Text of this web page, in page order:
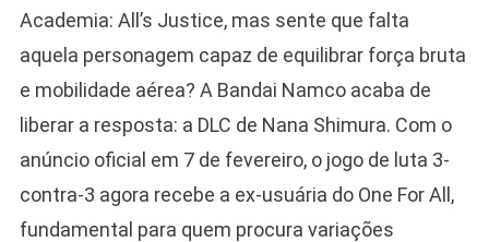
Academia: All’s Justice, mas sente que falta
aquela personagem capaz de equilibrar força bruta
e mobilidade aérea? A Bandai Namco acaba de
liberar a resposta: a DLC de Nana Shimura. Com o
anúncio oficial em 7 de fevereiro, o jogo de luta 3-
contra-3 agora recebe a ex-usuária do One For All,
fundamental para quem procura variações